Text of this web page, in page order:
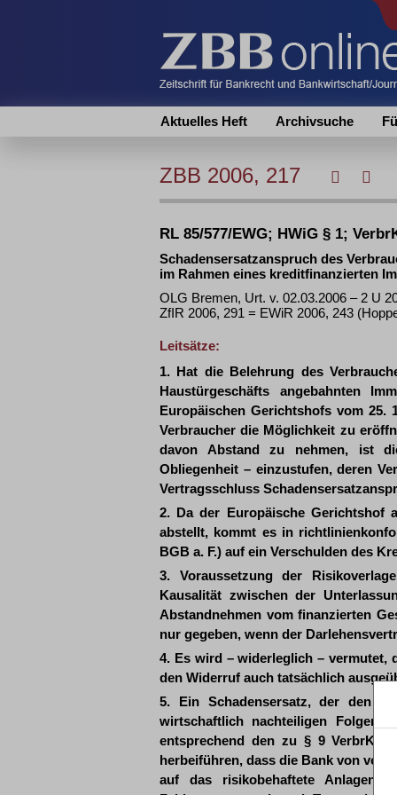
Aktuelles Heft Archivsuche
ZBB 2006, 217
RL 85/577/EWG; HWiG § 1;
Schadensersatzanspruch des
im Rahmen eines kreditfinanzierten
OLG Bremen, Urt. v. 02.03.2006 – 2 U
ZfIR 2006, 291 = EWiR 2006, 243
Leitsätze:
1. Hat die Belehrung des
Haustürgeschäfts angebahnten
Europäischen Gerichtshofs vom 25.
Verbraucher die Möglichkeit zu
davon Abstand zu nehmen, ist
Obliegenheit – einzustufen, deren
Vertragsschluss
2. Da der Europäische Gerichtshof
abstellt, kommt es in
BGB a. F.) auf ein Verschulden des
3. Voraussetzung der
Kausalität zwischen der
Abstandnehmen vom finanzierten
nur gegeben, wenn der
4. Es wird – widerleglich – vermutet,
den Widerruf auch tatsächlich
5. Ein Schadensersatz, der den
wirtschaftlich nachteiligen Folgen
entsprechend den zu § 9 VerbrKrG
herbeiführen, dass die Bank von
auf das risikobehaftete